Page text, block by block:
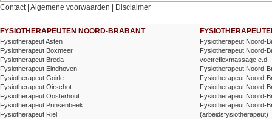
Contact| Algemene voorwaarden Disclaimer
FYSIOTHERAPEUTEN NOORD-BRABANT
Fysiotherapeut Asten
Fysiotherapeut Boxmeer
Fysiotherapeut Breda
Fysiotherapeut Eindhoven
Fysiotherapeut Goirle
Fysiotherapeut Oirschot
Fysiotherapeut Oosterhout
Fysiotherapeut Prinsenbeek
Fysiotherapeut Riel
Fysiotherapeut Noord-
Fysiotherapeut Noord-
voetreflexmassage e.d.
Fysiotherapeut Noord-
Fysiotherapeut Noord-
Fysiotherapeut Noord-
Fysiotherapeut Noord-
Fysiotherapeut Noord-
(arbeidsfysiotherapeut)